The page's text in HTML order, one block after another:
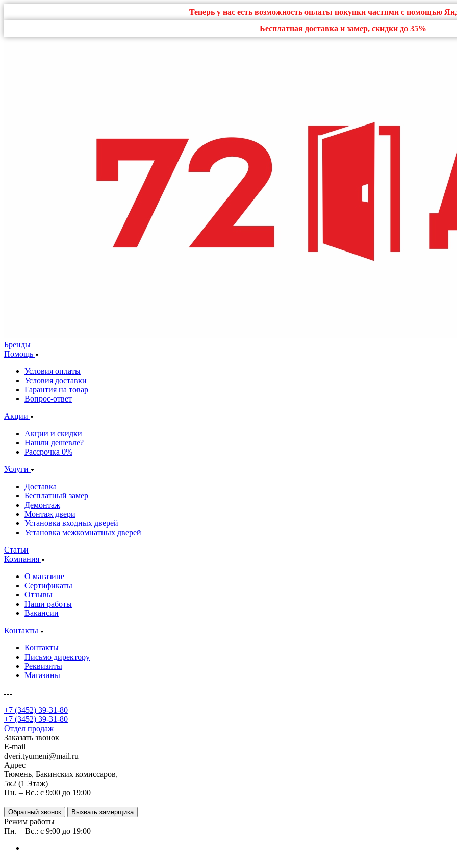
Теперь у нас есть возможность оплаты покупки частями с помощью
Бесплатная доставка и замер, скидки до 35%
Бренды
Помощь
Условия оплаты
Условия доставки
Гарантия на товар
Вопрос-ответ
Акции
Акции и скидки
Нашли дешевле?
Рассрочка 0%
Услуги
Доставка
Бесплатный замер
Демонтаж
Монтаж двери
Установка входных дверей
Установка межкомнатных дверей
Статьи
Компания
О магазине
Сертификаты
Отзывы
Наши работы
Вакансии
Контакты
Контакты
Письмо директору
Реквизиты
Магазины
+7 (3452) 39-31-80
+7 (3452) 39-31-80
Отдел продаж
Заказать звонок
E-mail
dveri.tyumeni@mail.ru
Адрес
Тюмень, Бакинских комиссаров,
5к2 (1 Этаж)
Пн. – Вс.: с 9:00 до 19:00
Обратный звонок Вызвать замерщика
Режим работы
Пн. – Вс.: с 9:00 до 19:00